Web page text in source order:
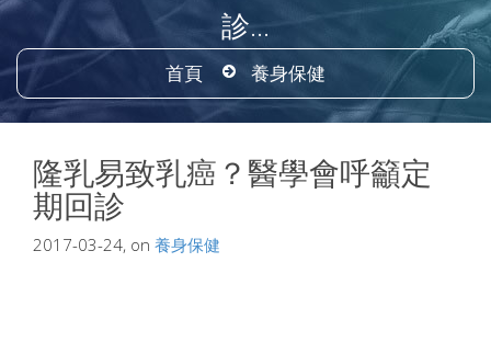
診...
首頁 養身保健
隆乳易致乳癌？醫學會呼籲定
期回診
2017-03-24, on 養身保健